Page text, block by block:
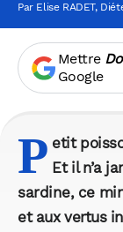
Par Elise RADET,
Mettre
Google
P etit
Et il n’a
sardine, ce
et aux vertus